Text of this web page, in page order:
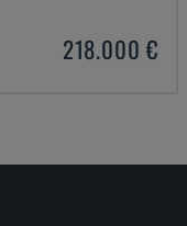
218.000 €